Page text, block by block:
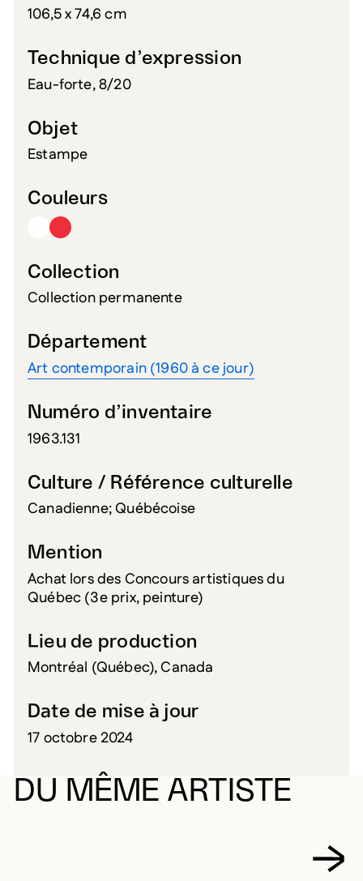
106,5 x 74,6 cm
Technique d’expression
Eau-forte, 8/20
Objet
Estampe
Couleurs
Collection
Collection permanente
Département
Art contemporain (1960 à ce jour)
Numéro d’inventaire
1963.131
Culture / Référence culturelle
Canadienne; Québécoise
Mention
Achat lors des Concours artistiques du
Québec (3e prix, peinture)
Lieu de production
Montréal (Québec), Canada
Date de mise à jour
17 octobre 2024
DU MÊME ARTISTE